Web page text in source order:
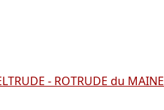
- ROTRUDE du MAINE